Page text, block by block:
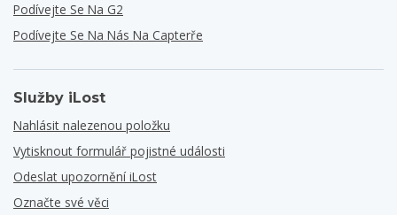
Podívejte Se Na G2
Podívejte Se Na Nás Na Capterře
Služby iLost
Nahlásit nalezenou položku
Vytisknout formulář pojistné události
Odeslat upozornění iLost
Označte své věci